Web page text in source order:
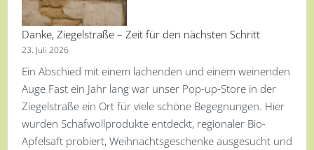
Danke, Ziegelstraße – Zeit für den nächsten Schritt
23. Juli 2026
Ein Abschied mit einem lachenden und einem weinenden
Auge Fast ein Jahr lang war unser Pop-up-Store in der
Ziegelstraße ein Ort für viele schöne Begegnungen. Hier
wurden Schafwollprodukte entdeckt, regionaler Bio-
Apfelsaft probiert, Weihnachtsgeschenke ausgesucht und